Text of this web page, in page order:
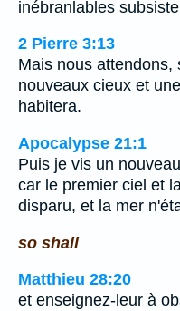
inébranlables
2 Pierre 3:13
Mais nous attendons,
nouveaux cieux et
habitera.
Apocalypse 21:1
Puis je vis un
car le premier ciel et
disparu, et la mer
so shall
Matthieu 28:20
et enseignez-leur à